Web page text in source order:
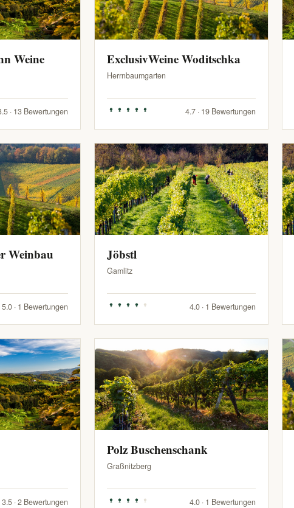
Weine
· 13 Bewertungen
ExclusivWeine Woditschka
Herrnbaumgarten
4.7 · 19 Bewertungen
Weinbau
5.0 · 1 Bewertungen
Jöbstl
Gamlitz
4.0 · 1 Bewertungen
3.5 · 2 Bewertungen
Polz Buschenschank
Graßnitzberg
4.0 · 1 Bewertungen